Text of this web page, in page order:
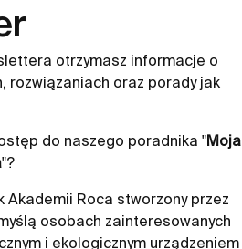
otrzymasz informacje o
rozwiązaniach oraz porady jak
do naszego poradnika "Moja
"?
Akademii Roca stworzony przez
osobach zainteresowanych
i ekologicznym urządzeniem